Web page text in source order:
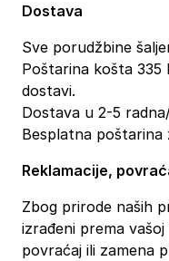
Dostava
Sve porudžbine
Poštarina košta 335
dostavi.
Dostava u 2-5
Besplatna poštarina
Reklamacije,
Zbog prirode naših
izrađeni prema
povraćaj ili zamena